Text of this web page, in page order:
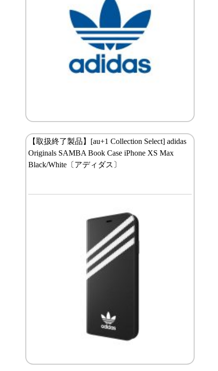
【取扱終了製品】[au+1 Collection Select] adidas
Originals SAMBA Book Case iPhone XS Max
Black/White〔アディダス〕